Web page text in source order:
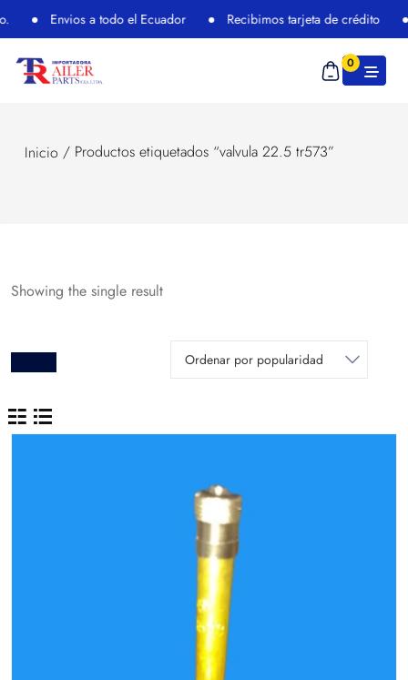
Envios a todo el Ecuador Recibimos tarjeta de crédito
0
Inicio / Productos etiquetados “valvula 22.5 tr573”
Showing the single result